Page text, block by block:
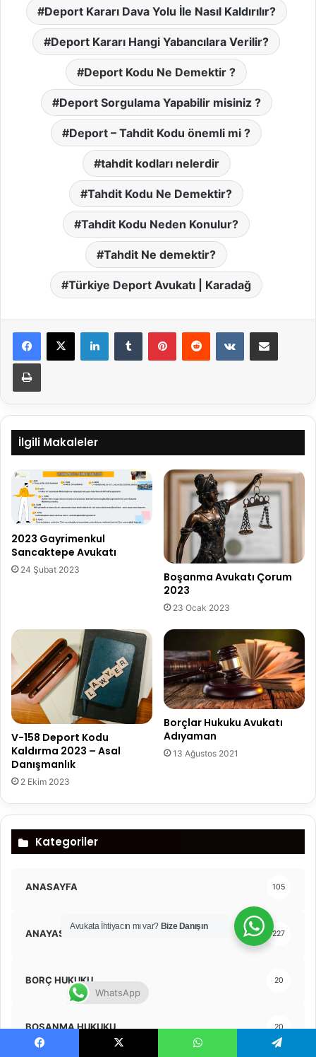
Deport Kararı Dava Yolu İle Nasıl Kaldırılır?
Deport Kararı Hangi Yabancılara Verilir?
Deport Kodu Ne Demektir ?
Deport Sorgulama Yapabilir misiniz ?
Deport – Tahdit Kodu önemli mi ?
tahdit kodları nelerdir
Tahdit Kodu Ne Demektir?
Tahdit Kodu Neden Konulur?
Tahdit Ne demektir?
Türkiye Deport Avukatı | Karadağ
LinkedInTumblr PinterestReddit VKontakteE-Posta ile paylaş
Yazdır
İlgili Makaleler
2023 Gayrimenkul
Sancaktepe Avukatı
24 Şubat 2023
Boşanma Avukatı Çorum
2023
23 Ocak 2023
V-158 Deport Kodu
Kaldırma 2023 – Asal
Danışmanlık
2 Ekim 2023
Borçlar Hukuku Avukatı
Adıyaman
13 Ağustos 2021
Kategoriler
ANASAYFA 105
ANAYASA MAHKEMESİ KARARLARI 227
BORÇ HUKUKU 20
BOŞANMA HUKUKU 20
Avukata İhtiyacın mı var? Bize Danışın
WhatsApp